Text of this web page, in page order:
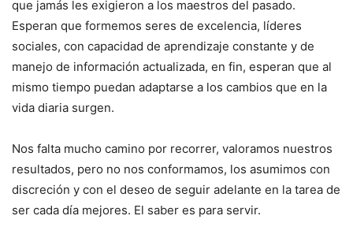
que jamás les exigieron a los maestros del pasado.
Esperan que formemos seres de excelencia, líderes
sociales, con capacidad de aprendizaje constante y de
manejo de información actualizada, en fin, esperan que al
mismo tiempo puedan adaptarse a los cambios que en la
vida diaria surgen.
Nos falta mucho camino por recorrer, valoramos nuestros
resultados, pero no nos conformamos, los asumimos con
discreción y con el deseo de seguir adelante en la tarea de
ser cada día mejores. El saber es para servir.